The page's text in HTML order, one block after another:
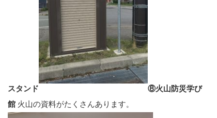
スタンド
⑧火山防災学び
館 火山の資料がたくさんあります。